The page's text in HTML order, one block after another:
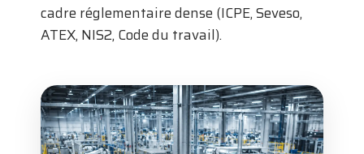
cadre réglementaire dense (ICPE, Seveso,
ATEX, NIS2, Code du travail).